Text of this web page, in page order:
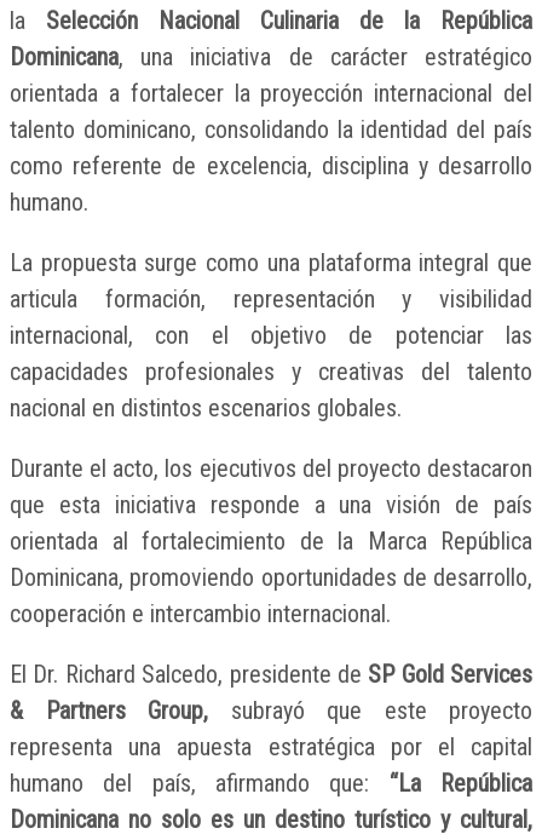
la Selección Nacional Culinaria de la República
Dominicana, una iniciativa de carácter estratégico
orientada a fortalecer la proyección internacional del
talento dominicano, consolidando la identidad del país
como referente de excelencia, disciplina y desarrollo
humano.
La propuesta surge como una plataforma integral que
articula formación, representación y visibilidad
internacional, con el objetivo de potenciar las
capacidades profesionales y creativas del talento
nacional en distintos escenarios globales.
Durante el acto, los ejecutivos del proyecto destacaron
que esta iniciativa responde a una visión de país
orientada al fortalecimiento de la Marca República
Dominicana, promoviendo oportunidades de desarrollo,
cooperación e intercambio internacional.
El Dr. Richard Salcedo, presidente de SP Gold Services
& Partners Group, subrayó que este proyecto
representa una apuesta estratégica por el capital
humano del país, afirmando que: “La República
Dominicana no solo es un destino turístico y cultural,